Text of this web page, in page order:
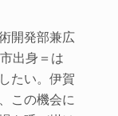
開発部兼広
出身＝は
たい。伊賀
この機会に